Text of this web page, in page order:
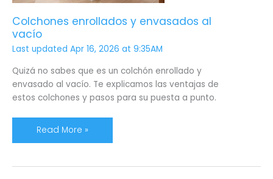
Colchones enrollados y envasados al
vacío
Last updated Apr 16, 2026 at 9:35AM
Quizá no sabes que es un colchón enrollado y
envasado al vacío. Te explicamos las ventajas de
estos colchones y pasos para su puesta a punto.
Read More »